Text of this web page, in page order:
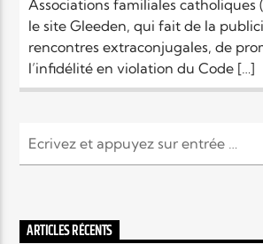
Associations familiales catholiques
le site Gleeden, qui fait de la
rencontres extraconjugales, de
l’infidélité en violation du Code […]
ARTICLES RÉCENTS